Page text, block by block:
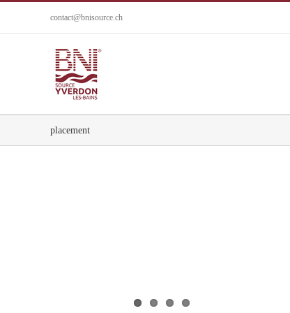
contact@bnisource.ch
placement